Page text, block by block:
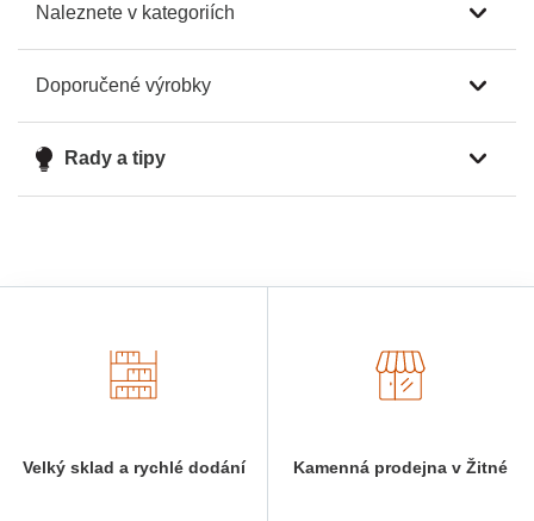
Naleznete v kategoriích
Doporučené výrobky
Rady a tipy
Velký sklad a rychlé dodání Kamenná prodejna v Žitné